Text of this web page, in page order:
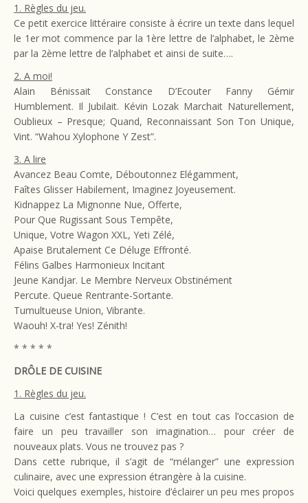
1. Règles du jeu.
Ce petit exercice littéraire consiste à écrire un texte dans lequel
le 1er mot commence par la 1ère lettre de l’alphabet, le 2ème
par la 2ème lettre de l’alphabet et ainsi de suite….
2. A moi!
Alain Bénissait Constance D’Ecouter Fanny Gémir
Humblement. Il Jubilait. Kévin Lozak Marchait Naturellement,
Oublieux – Presque; Quand, Reconnaissant Son Ton Unique,
Vint. “Wahou Xylophone Y Zest”.
3. A lire
Avancez Beau Comte, Déboutonnez Elégamment,
Faîtes Glisser Habilement, Imaginez Joyeusement.
Kidnappez La Mignonne Nue, Offerte,
Pour Que Rugissant Sous Tempête,
Unique, Votre Wagon XXL, Yeti Zélé,
Apaise Brutalement Ce Déluge Effronté.
Félins Galbes Harmonieux Incitant
Jeune Kandjar. Le Membre Nerveux Obstinément
Percute. Queue Rentrante-Sortante.
Tumultueuse Union, Vibrante.
Waouh! X-tra! Yes! Zénith!
* * * * *
DRÔLE DE CUISINE
1. Règles du jeu.
La cuisine c’est fantastique ! C’est en tout cas l’occasion de
faire un peu travailler son imagination… pour créer de
nouveaux plats. Vous ne trouvez pas ?
Dans cette rubrique, il s’agit de “mélanger” une expression
culinaire, avec une expression étrangère à la cuisine.
Voici quelques exemples, histoire d’éclairer un peu mes propos